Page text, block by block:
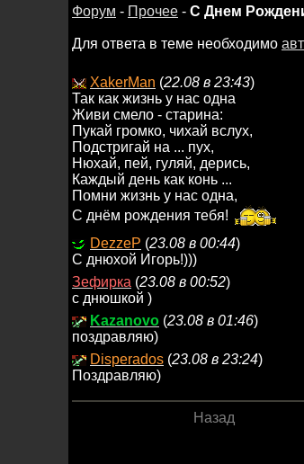
Форум - Прочее - С Днем
Для ответа в теме необходимо
XakerMan (22.08 в 23:43)
Так как жизнь у нас одна
Живи смело - старина:
Пукай громко, чихай вслух,
Подстригай на ... пух,
Нюхай, пей, гуляй, дерись,
Каждый день как конь ...
Помни жизнь у нас одна,
С днём рождения тебя!
DezzeP (23.08 в 00:44)
С днюхой Игорь!)))
Зефирка (23.08 в 00:52)
с днюшкой )
Kazanovo (23.08 в 01:46)
поздравляю)
Disperados (23.08 в 23:24)
Поздравляю)
Назад